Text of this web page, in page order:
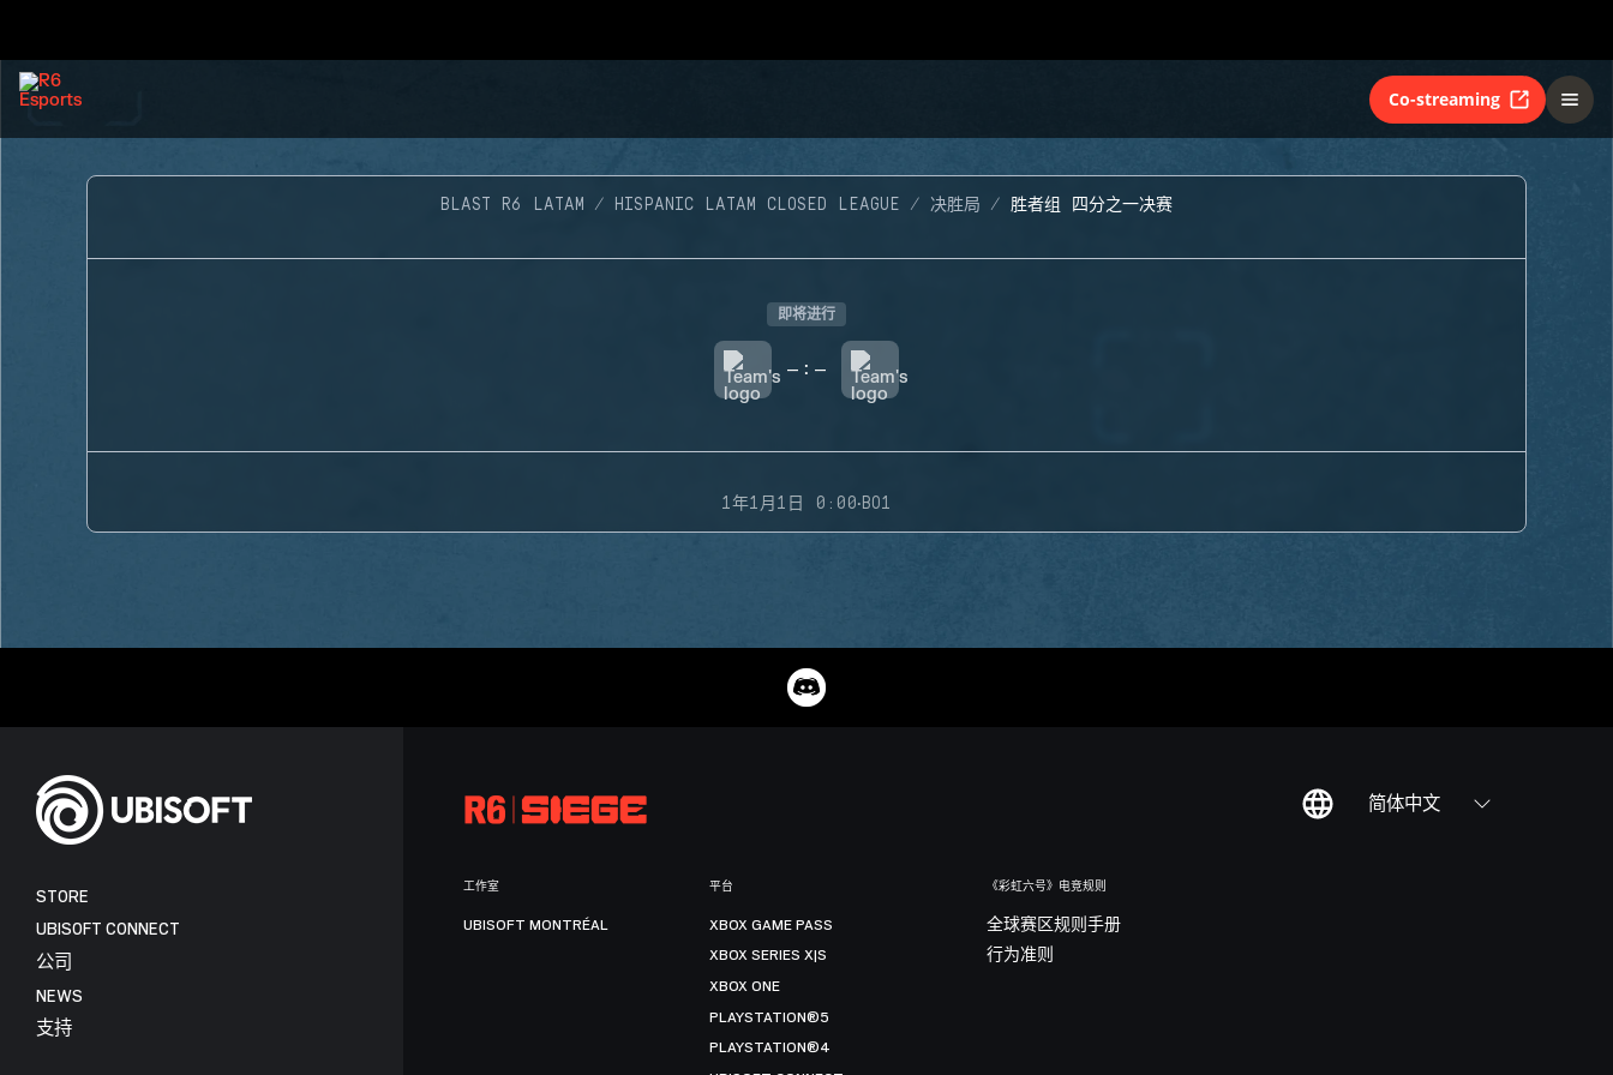
Co-streaming
BLAST R6 LATAM HISPANIC LATAM CLOSED LEAGUE 决胜局 胜者组 四分之一决赛
即将进行
- : -
1年1月1日 0:00·BO1
简体中文
STORE
UBISOFT CONNECT
公司
NEWS
支持
工作室
UBISOFT MONTRÉAL
平台
XBOX GAME PASS
XBOX SERIES X|S
XBOX ONE
PLAYSTATION®5
PLAYSTATION®4
《彩虹六号》电竞规则
全球赛区规则手册
行为准则